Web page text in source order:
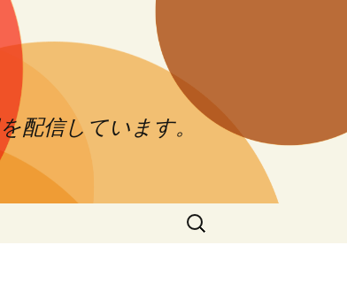
配信しています。
検
索: